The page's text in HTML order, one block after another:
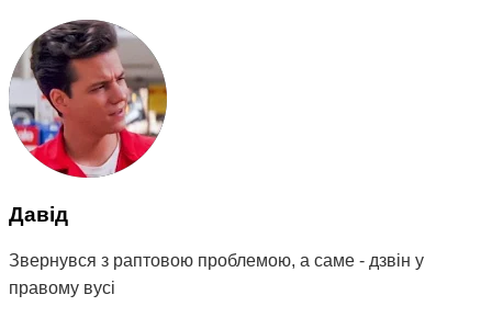
Давід
Звернувся з раптовою проблемою, а саме - дзвін у
правому вусі